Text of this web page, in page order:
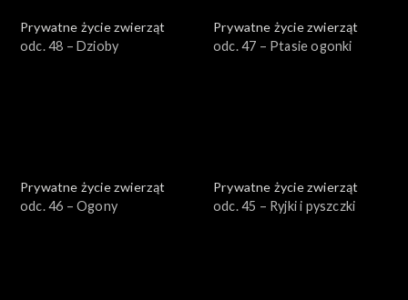
Prywatne życie zwierząt
odc. 48 – Dzioby
Prywatne życie zwierząt
odc. 47 – Ptasie ogonki
Prywatne życie zwierząt
odc. 46 – Ogony
Prywatne życie zwierząt
odc. 45 – Ryjki i pyszczki